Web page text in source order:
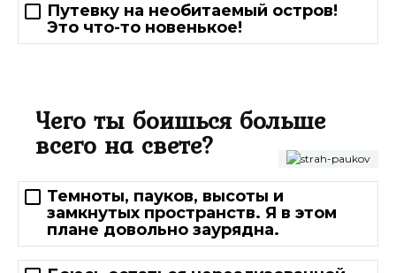
Путевку на необитаемый остров!
Это что-то новенькое!
Чего ты боишься больше
всего на свете?
Темноты, пауков, высоты и
замкнутых пространств. Я в этом
плане довольно заурядна.